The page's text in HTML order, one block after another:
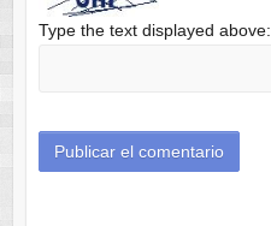
Type the text displayed above: